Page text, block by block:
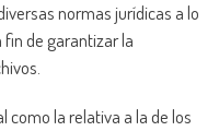
normas jurídicas a lo
fin de garantizar la
como la relativa a la de los